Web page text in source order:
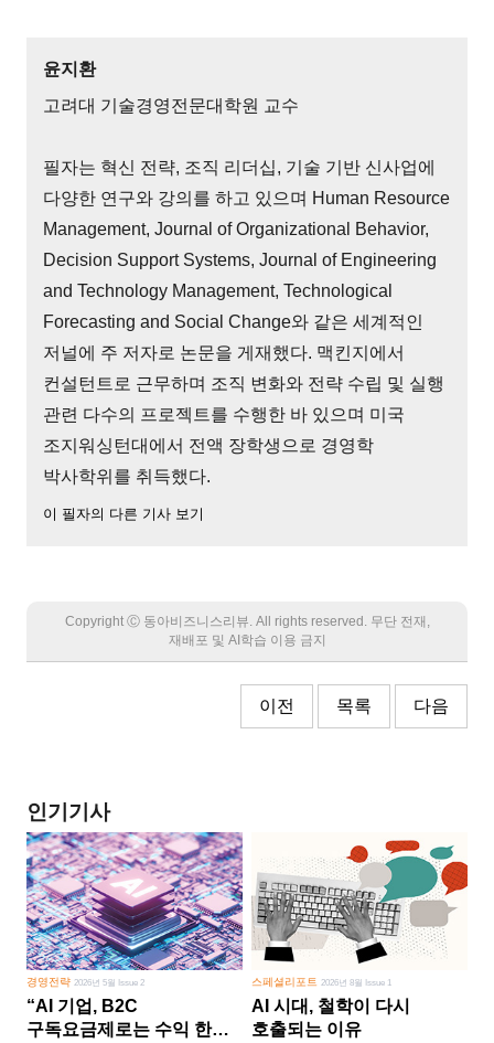
윤지환
고려대 기술경영전문대학원 교수
필자는 혁신 전략, 조직 리더십, 기술 기반 신사업에
다양한 연구와 강의를 하고 있으며 Human Resource
Management, Journal of Organizational Behavior,
Decision Support Systems, Journal of Engineering
and Technology Management, Technological
Forecasting and Social Change와 같은 세계적인
저널에 주 저자로 논문을 게재했다. 맥킨지에서
컨설턴트로 근무하며 조직 변화와 전략 수립 및 실행
관련 다수의 프로젝트를 수행한 바 있으며 미국
조지워싱턴대에서 전액 장학생으로 경영학
박사학위를 취득했다.
이 필자의 다른 기사 보기
Copyright Ⓒ 동아비즈니스리뷰. All rights reserved. 무단 전재,
재배포 및 AI학습 이용 금지
이전 목록 다음
인기기사
경영전략 2026년 5월 Issue 2
“AI 기업, B2C
구독요금제로는 수익 한계
스페셜리포트 2026년 8월 Issue 1
AI 시대, 철학이 다시
호출되는 이유